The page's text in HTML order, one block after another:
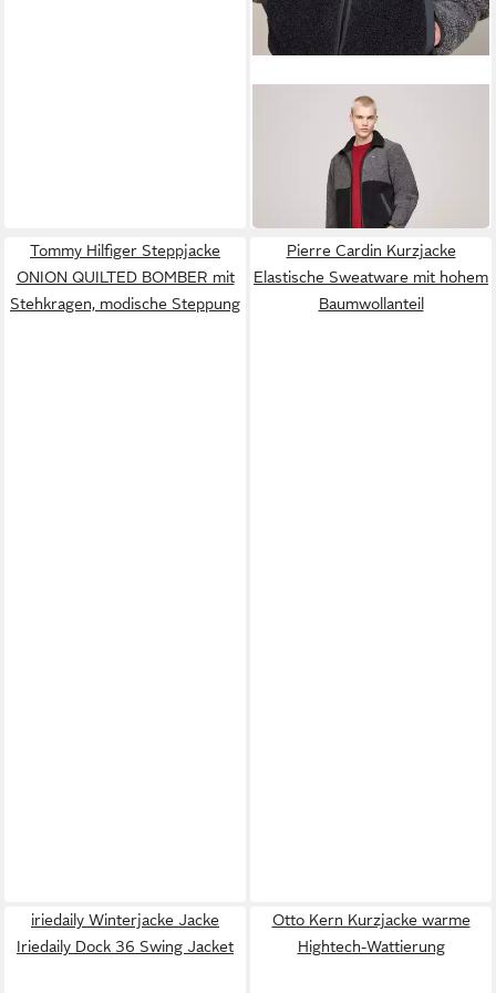
TOMMY JEANS
Kurzjacke TJM TEDDY
ESSENTIAL JACKET
ab 76,92 € UVP 179,90 €
Tommy Hilfiger Steppjacke
ONION QUILTED BOMBER mit
Stehkragen, modische Steppung
Pierre Cardin Kurzjacke
Elastische Sweatware mit hohem
Baumwollanteil
iriedaily Winterjacke Jacke
Iriedaily Dock 36 Swing Jacket
Otto Kern Kurzjacke warme
Hightech-Wattierung